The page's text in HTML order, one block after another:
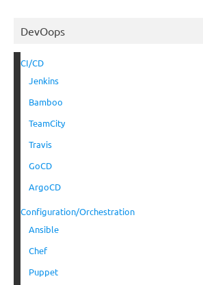
DevOops
CI/CD
Jenkins
Bamboo
TeamCity
Travis
GoCD
ArgoCD
Configuration/Orchestration
Ansible
Chef
Puppet